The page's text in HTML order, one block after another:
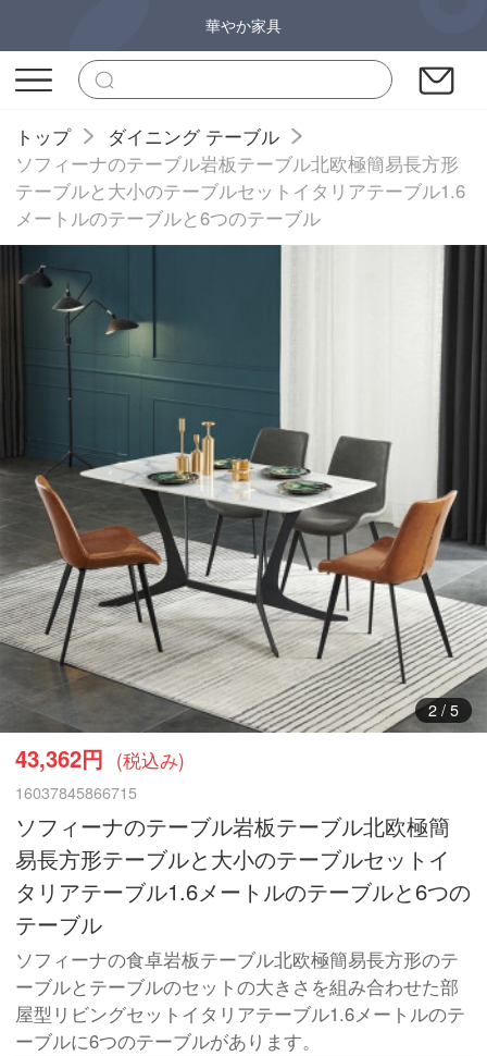
華やか家具
トップ
ダイニング テーブル
ソフィーナのテーブル岩板テーブル北欧極簡易長方形
テーブルと大小のテーブルセットイタリアテーブル1.6
メートルのテーブルと6つのテーブル
3/ 5
43,362円 (税込み)
16037845866715
ソフィーナのテーブル岩板テーブル北欧極簡
易長方形テーブルと大小のテーブルセットイ
タリアテーブル1.6メートルのテーブルと6つの
テーブル
ソフィーナの食卓岩板テーブル北欧極簡易長方形のテ
ーブルとテーブルのセットの大きさを組み合わせた部
屋型リビングセットイタリアテーブル1.6メートルのテ
ーブルに6つのテーブルがあります。